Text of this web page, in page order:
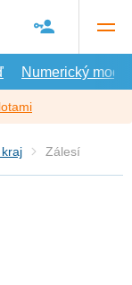
Numerický model
Zálesí